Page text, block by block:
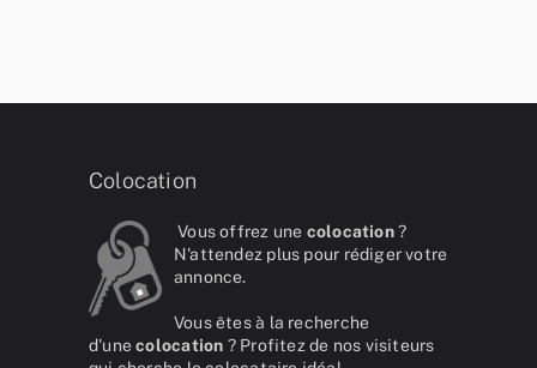
Colocation
Vous offrez une colocation?
N'attendez plus pour rédiger votre
annonce.
Vous êtes à la recherche
d'unecolocation ? Profitez de nos visiteurs